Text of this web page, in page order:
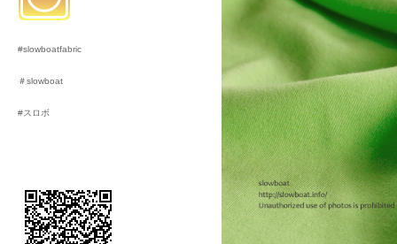
#slowboatfabric
＃slowboat
#スロボ